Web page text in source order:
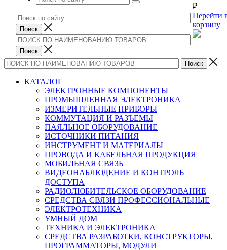
₽
Перейти
корзину
КАТАЛОГ
ЭЛЕКТРОННЫЕ КОМПОНЕНТЫ
ПРОМЫШЛЕННАЯ ЭЛЕКТРОНИКА
ИЗМЕРИТЕЛЬНЫЕ ПРИБОРЫ
КОММУТАЦИЯ И РАЗЪЕМЫ
ПАЯЛЬНОЕ ОБОРУДОВАНИЕ
ИСТОЧНИКИ ПИТАНИЯ
ИНСТРУМЕНТ И МАТЕРИАЛЫ
ПРОВОДА И КАБЕЛЬНАЯ ПРОДУКЦИЯ
МОБИЛЬНАЯ СВЯЗЬ
ВИДЕОНАБЛЮДЕНИЕ И КОНТРОЛЬ
ДОСТУПА
РАДИОЛЮБИТЕЛЬСКОЕ ОБОРУДОВАНИЕ
СРЕДСТВА СВЯЗИ ПРОФЕССИОНАЛЬНЫЕ
ЭЛЕКТРОТЕХНИКА
УМНЫЙ ДОМ
ТЕХНИКА И ЭЛЕКТРОНИКА
СРЕДСТВА РАЗРАБОТКИ, КОНСТРУКТОРЫ,
ПРОГРАММАТОРЫ, МОДУЛИ